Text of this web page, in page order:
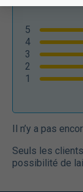
5
4
3
2
1
Il n’y a pas
Seuls les
possibilité de